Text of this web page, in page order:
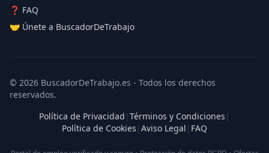
❓ FAQ
🤝 Únete a BuscadorDeTrabajo
© 2026 BuscadorDeTrabajo.es - Todos los derechos
reservados.
Política de Privacidad | Términos y Condiciones |
Política de Cookies | Aviso Legal | FAQ